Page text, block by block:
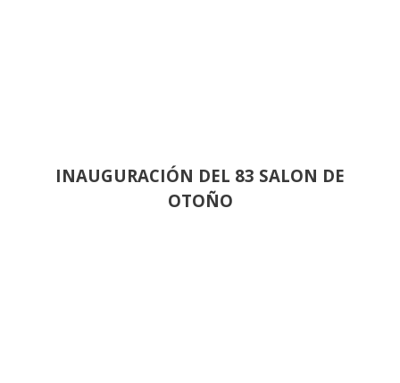
INAUGURACIÓN DEL 83 SALON DE
OTOÑO